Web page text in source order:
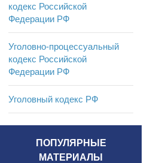
кодекс Российской
Федерации РФ
Уголовно-процессуальный
кодекс Российской
Федерации РФ
Уголовный кодекс РФ
ПОПУЛЯРНЫЕ
МАТЕРИАЛЫ